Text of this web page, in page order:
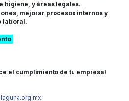
higiene, y áreas legales.
mejorar procesos internos y
laboral.
el cumplimiento de tu empresa!